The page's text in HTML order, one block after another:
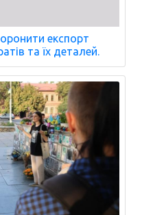
експорт
та їх деталей.